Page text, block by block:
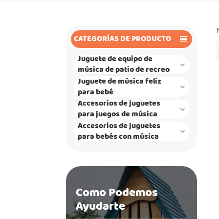
CATEGORÍAS DE PRODUCTO
Juguete de equipo de
música de patio de recreo
Juguete de música feliz
para bebé
Accesorios de juguetes
para juegos de música
Accesorios de juguetes
para bebés con música
Como Podemos
Ayudarte